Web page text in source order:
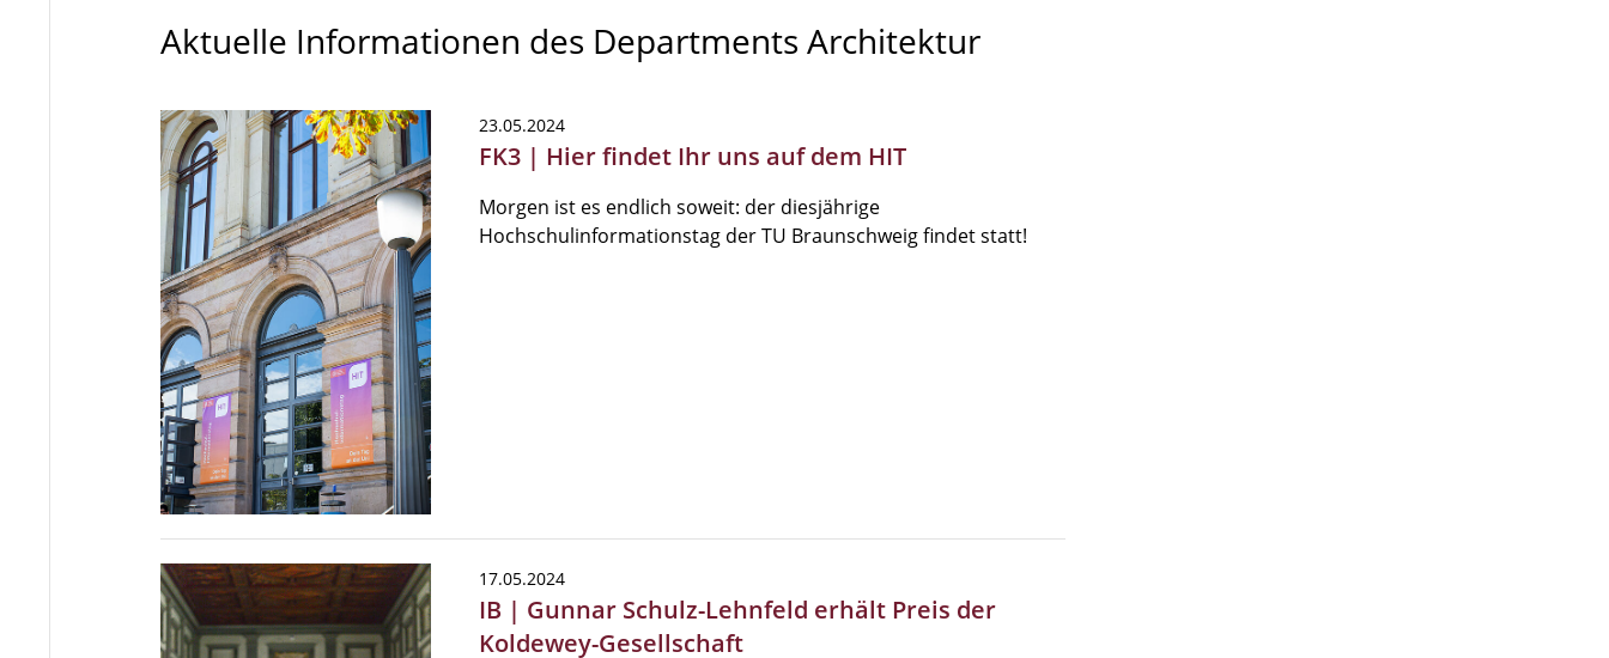
Aktuelle Informationen des Departments Architektur
23.05.2024
FK3 | Hier findet Ihr uns auf dem HIT
Morgen ist es endlich soweit: der diesjährige
Hochschulinformationstag der TU Braunschweig findet statt!
17.05.2024
IB | Gunnar Schulz-Lehnfeld erhält Preis der
Koldewey-Gesellschaft